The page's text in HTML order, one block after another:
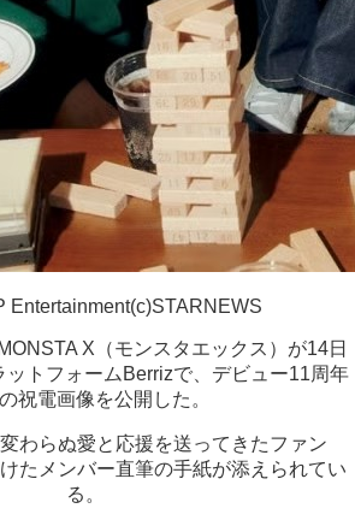
Entertainment(c)STARNEWS
X（モンスタエックス）が14日
トフォームBerrizで、デビュー11周年
祝電画像を公開した。
わらぬ愛と応援を送ってきたファン
たメンバー直筆の手紙が添えられてい
る。